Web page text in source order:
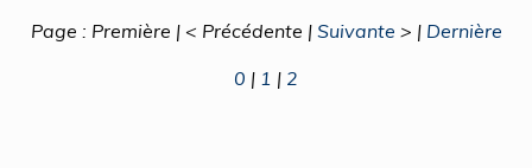
Page : Première | < Précédente | Suivante > | Dernière
0 | 1 | 2